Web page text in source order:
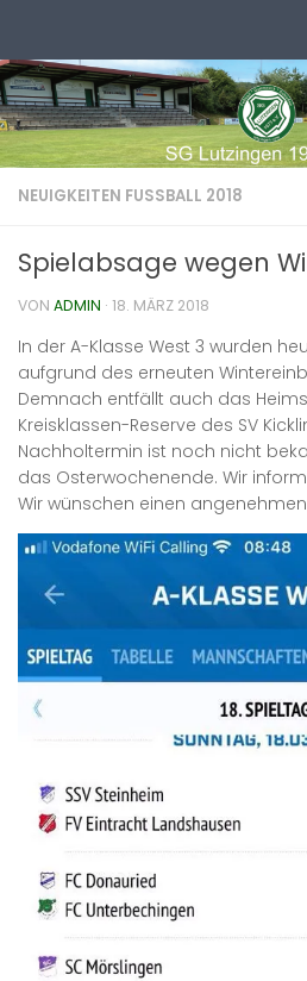
NEUIGKEITEN FUSSBALL 2018
Spielabsage wegen
VON ADMIN · 18. MÄRZ 2018
In der A-Klasse West 3 wurden
aufgrund des erneuten
Demnach entfällt auch das
Kreisklassen-Reserve des SV
Nachholtermin ist noch nicht
das Osterwochenende. Wir
Wir wünschen einen